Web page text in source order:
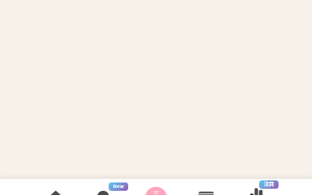
New 注目